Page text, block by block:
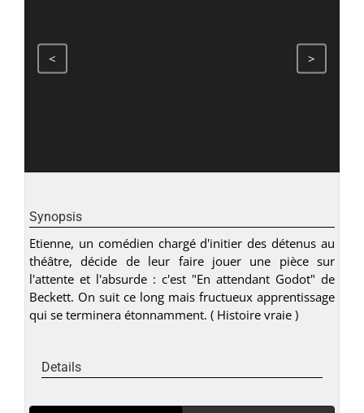
< >
Synopsis
Etienne, un comédien chargé d'initier des détenus au
théâtre, décide de leur faire jouer une pièce sur
l'attente et l'absurde : c'est "En attendant Godot" de
Beckett. On suit ce long mais fructueux apprentissage
qui se terminera étonnamment. ( Histoire vraie )
Details